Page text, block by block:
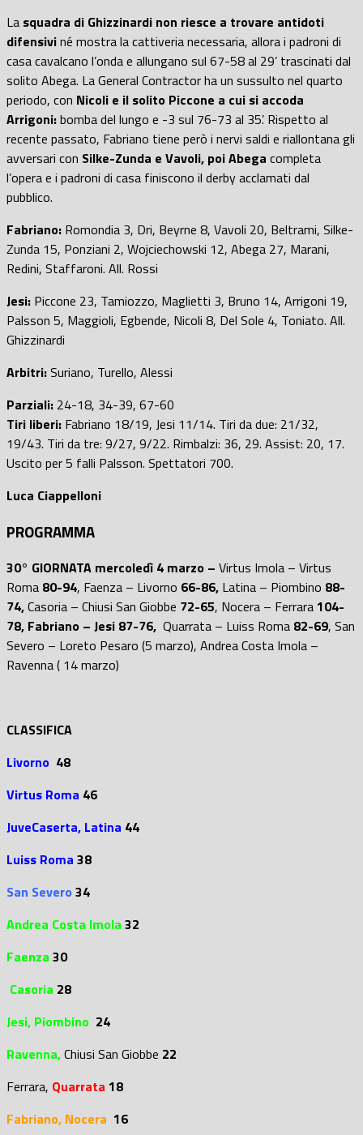
La squadra di Ghizzinardi non riesce a trovare antidoti
difensiviné mostra la cattiveria necessaria, allora i padroni di
casa cavalcano l’onda e allungano sul 67-58 al 29’ trascinati dal
solito Abega. La General Contractor ha un sussulto nel quarto
periodo, con Nicoli e il solito Piccone a cui si accoda
Arrigoni:bomba del lungo e -3 sul 76-73 al 35’. Rispetto al
recente passato, Fabriano tiene però i nervi saldi e riallontana gli
avversari con Silke-Zunda e Vavoli, poi Abega completa
l’opera e i padroni di casa finiscono il derby acclamati dal
pubblico.
Fabriano: Romondia 3, Dri, Beyrne 8, Vavoli 20, Beltrami, Silke-
Zunda 15, Ponziani 2, Wojciechowski 12, Abega 27, Marani,
Redini, Staffaroni. All. Rossi
Jesi: Piccone 23, Tamiozzo, Maglietti 3, Bruno 14, Arrigoni 19,
Palsson 5, Maggioli, Egbende, Nicoli 8, Del Sole 4, Toniato. All.
Ghizzinardi
Arbitri:Suriano, Turello, Alessi
Parziali: 24-18, 34-39, 67-60
Tiri liberi: Fabriano 18/19, Jesi 11/14. Tiri da due: 21/32,
19/43. Tiri da tre: 9/27, 9/22. Rimbalzi: 36, 29. Assist: 20, 17.
Uscito per 5 falli Palsson. Spettatori 700.
Luca Ciappelloni
PROGRAMMA
30° GIORNATA mercoledì 4 marzo – Virtus Imola – Virtus
Roma 80-94, Faenza – Livorno 66-86, Latina – Piombino 88-
74,Casoria – Chiusi San Giobbe 72-65, Nocera – Ferrara104-
78, Fabriano – Jesi 87-76, Quarrata – Luiss Roma 82-69, San
Severo – Loreto Pesaro (5 marzo), Andrea Costa Imola –
Ravenna ( 14 marzo)
CLASSIFICA
Livorno 48
Virtus Roma 46
JuveCaserta, Latina 44
Luiss Roma 38
San Severo 34
Andrea Costa Imola 32
Faenza 30
Casoria 28
Jesi, Piombino 24
Ravenna,Chiusi San Giobbe 22
Ferrara, Quarrata 18
Fabriano, Nocera 16